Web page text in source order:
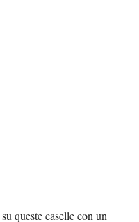
su queste caselle con un